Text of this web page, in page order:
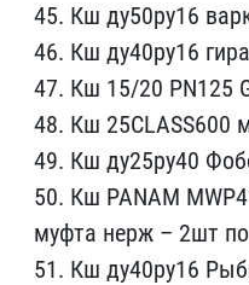
45. ​Кш ду50ру16
46. Кш ду40ру16
47. Кш 15/20 PN125
48​. Кш 25CLASS600
49. Кш ду25р​у40
50. Кш PA​NAM
муфта нерж – 2шт
51. Кш ду40ру16